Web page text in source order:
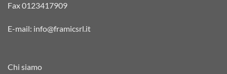
Fax 0123417909
E-mail: info@framicsrl.it
Chi siamo